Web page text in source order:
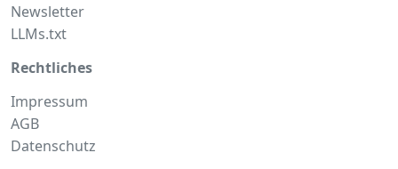
Newsletter
LLMs.txt
Rechtliches
Impressum
AGB
Datenschutz